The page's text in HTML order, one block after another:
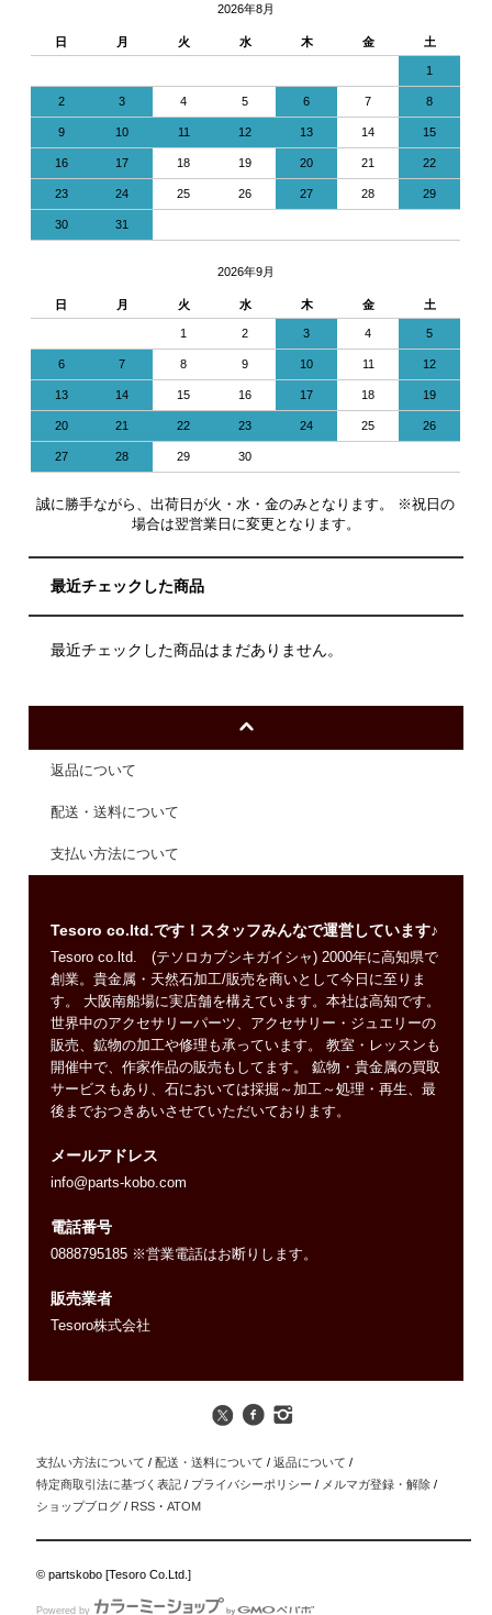
2026年8月
日 月 火 水 木 金 土
1
2 3 4 5 6 7 8
9 10 11 12 13 14 15
16 17 18 19 20 21 22
23 24 25 26 27 28 29
30 31
2026年9月
日 月 火 水 木 金 土
1 2 3 4 5
6 7 8 9 10 11 12
13 14 15 16 17 18 19
20 21 22 23 24 25 26
27 28 29 30
誠に勝手ながら、出荷日が火・水・金のみとなります。 ※祝日の
場合は翌営業日に変更となります。
最近チェックした商品
最近チェックした商品はまだありません。
返品について
配送・送料について
支払い方法について
Tesoro co.ltd.です！スタッフみんなで運営しています♪
Tesoro co.ltd. (テソロカブシキガイシャ) 2000年に高知県で
創業。貴金属・天然石加工/販売を商いとして今日に至りま
す。 大阪南船場に実店舗を構えています。本社は高知です。
世界中のアクセサリーパーツ、アクセサリー・ジュエリーの
販売、鉱物の加工や修理も承っています。 教室・レッスンも
開催中で、作家作品の販売もしてます。 鉱物・貴金属の買取
サービスもあり、石においては採掘～加工～処理・再生、最
後までおつきあいさせていただいております。
メールアドレス
info@parts-kobo.com
電話番号
0888795185 ※営業電話はお断りします。
販売業者
Tesoro株式会社
支払い方法について / 配送・送料について / 返品について /
特定商取引法に基づく表記 / プライバシーポリシー / メルマガ登録・解除 /
ショップブログ / RSS ・ATOM
© partskobo [Tesoro Co.Ltd.]
Powered by